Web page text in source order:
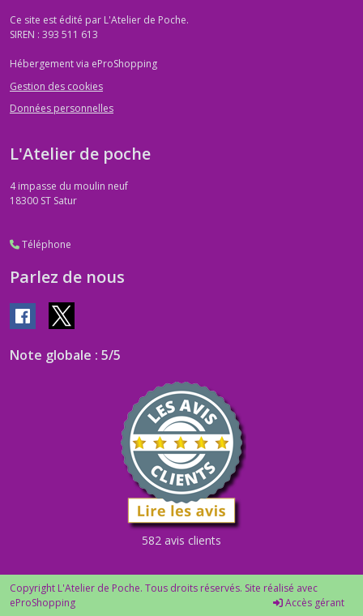
Ce site est édité par L'Atelier de Poche.
SIREN : 393 511 613
Hébergement via eProShopping
Gestion des cookies
Données personnelles
L'Atelier de poche
4 impasse du moulin neuf
18300 ST Satur
Téléphone
Parlez de nous
Note globale : 5/5
582 avis clients
Copyright L'Atelier de Poche. Tous droits réservés. Site réalisé avec
eProShopping
Accès gérant